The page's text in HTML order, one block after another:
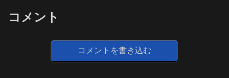
コメント
コメントを書き込む